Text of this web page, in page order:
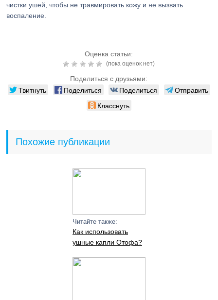
чистки ушей, чтобы не травмировать кожу и не вызвать
воспаление.
Оценка статьи:
(пока оценок нет)
Поделиться с друзьями:
Твитнуть Поделиться Поделиться
Отправить
Класснуть
Похожие публикации
Читайте также:
Как использовать
ушные капли Отофа?